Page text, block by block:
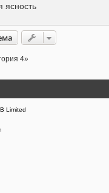
ясность
4»
Limited